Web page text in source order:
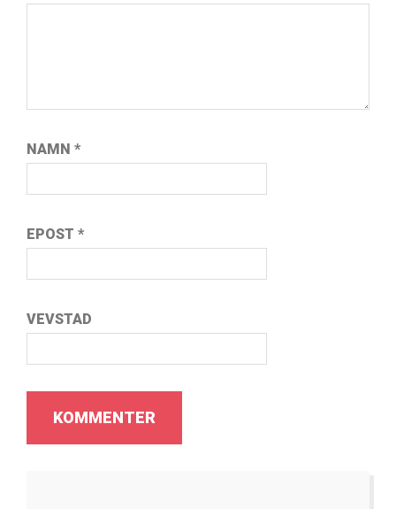
NAMN *
EPOST *
VEVSTAD